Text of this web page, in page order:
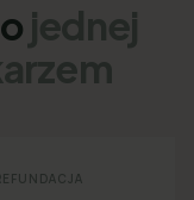
jednej